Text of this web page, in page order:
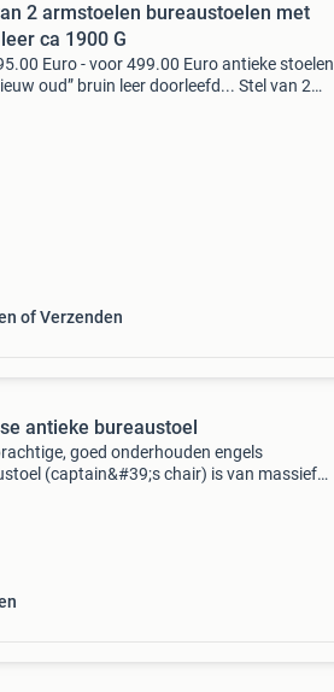
2 armstoelen bureaustoelen met
ca 1900 G
Euro - voor 499.00 Euro antieke stoelen
oud” bruin leer doorleefd... Stel van 2
of Verzenden
antieke bureaustoel
goed onderhouden engels
(captain&#39;s chair) is van massief